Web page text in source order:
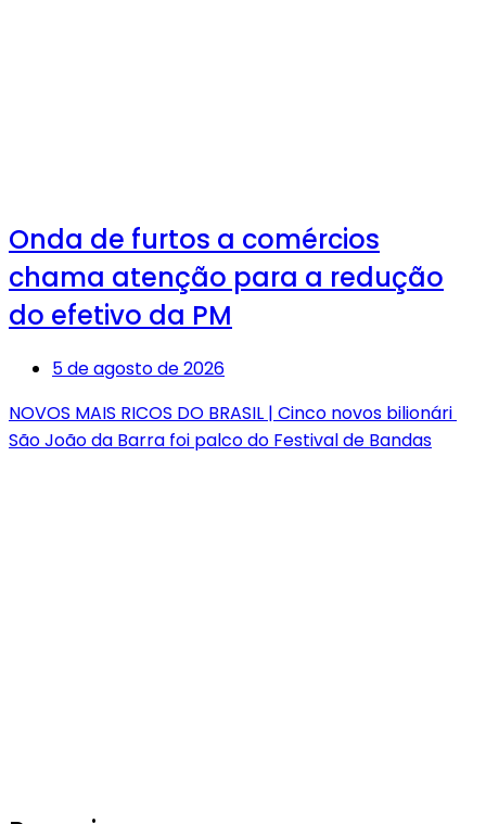
Onda de furtos a comércios
chama atenção para a redução
do efetivo da PM
5 de agosto de 2026
NOVOS MAIS RICOS DO BRASIL | Cinco novos bilionári
São João da Barra foi palco do Festival de Bandas